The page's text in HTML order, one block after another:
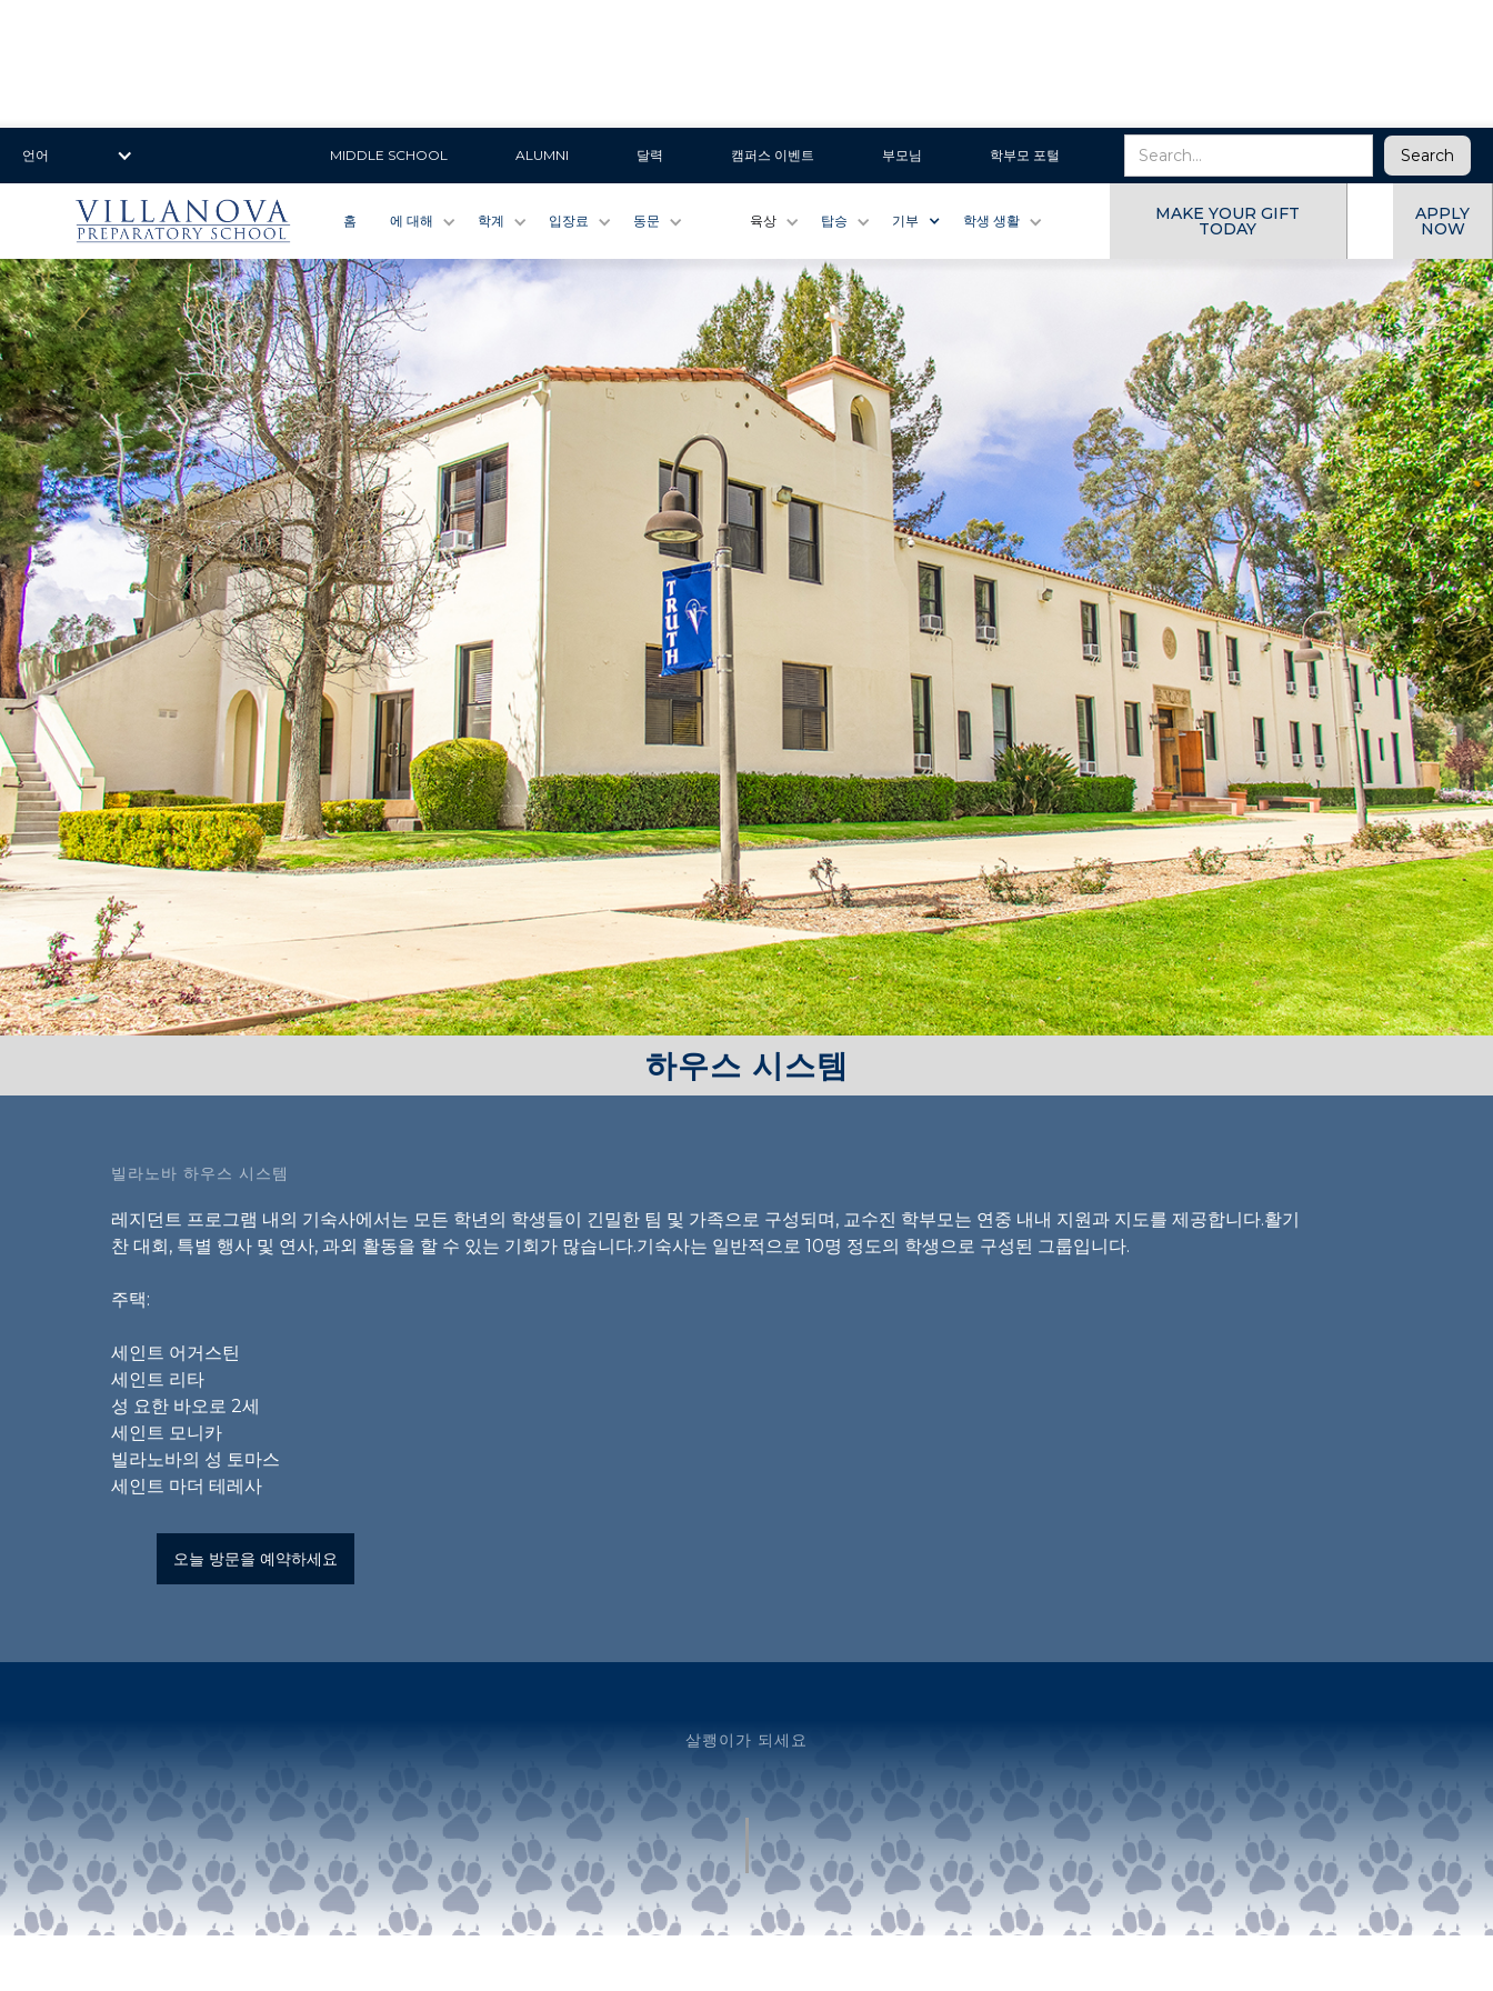
언어 MIDDLE SCHOOL ALUMNI 달력 캠퍼스 이벤트 부모님 학부모 포털
홈 에 대해 학계 입장료 동문 육상 탑승 기부 학생 생활 MAKE YOUR GIFT
TODAY
APPLY
NOW
하우스 시스템
빌라노바 하우스 시스템
레지던트 프로그램 내의 기숙사에서는 모든 학년의 학생들이 긴밀한 팀 및 가족으로 구성되며, 교수진 학부모는 연중 내내 지원과 지도를 제공합니다.활기
찬 대회, 특별 행사 및 연사, 과외 활동을 할 수 있는 기회가 많습니다.기숙사는 일반적으로 10명 정도의 학생으로 구성된 그룹입니다.
주택:
세인트 어거스틴
세인트 리타
성 요한 바오로 2세
세인트 모니카
빌라노바의 성 토마스
세인트 마더 테레사
오늘 방문을 예약하세요
살쾡이가 되세요